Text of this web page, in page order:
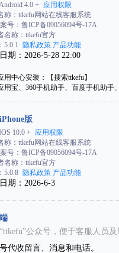
4.0 + 应用权限
称：ttkefu网站在线客服系统
号：鲁ICP备09056094号-17A
名称：ttkefu官方
5.0.1
隐私政策 产品功能
期：2026-5-28 22:00
用中心安装：【搜索ttkefu】
用宝、360手机助手、百度手机助手
版
10.0 + 应用权限
称：ttkefu网站在线客服系统
号：鲁ICP备09056094号-17A
名称：ttkefu官方
5.0.8 隐私政策 产品功能
期：2026-6-3
公众号，便于客服人员及
代收留言、消息和电话。